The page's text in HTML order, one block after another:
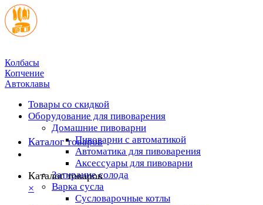
Колбасы
Копчение
Автоклавы
Товары со скидкой
Оборудование для пивоварения
Домашние пивоварни
Пивоварни с автоматикой
Автоматика для пивоварения
Аксессуары для пивоварни
Затирание солода
Варка сусла
Cусловарочные котлы
Каталог товаров
Каталог товаров
×